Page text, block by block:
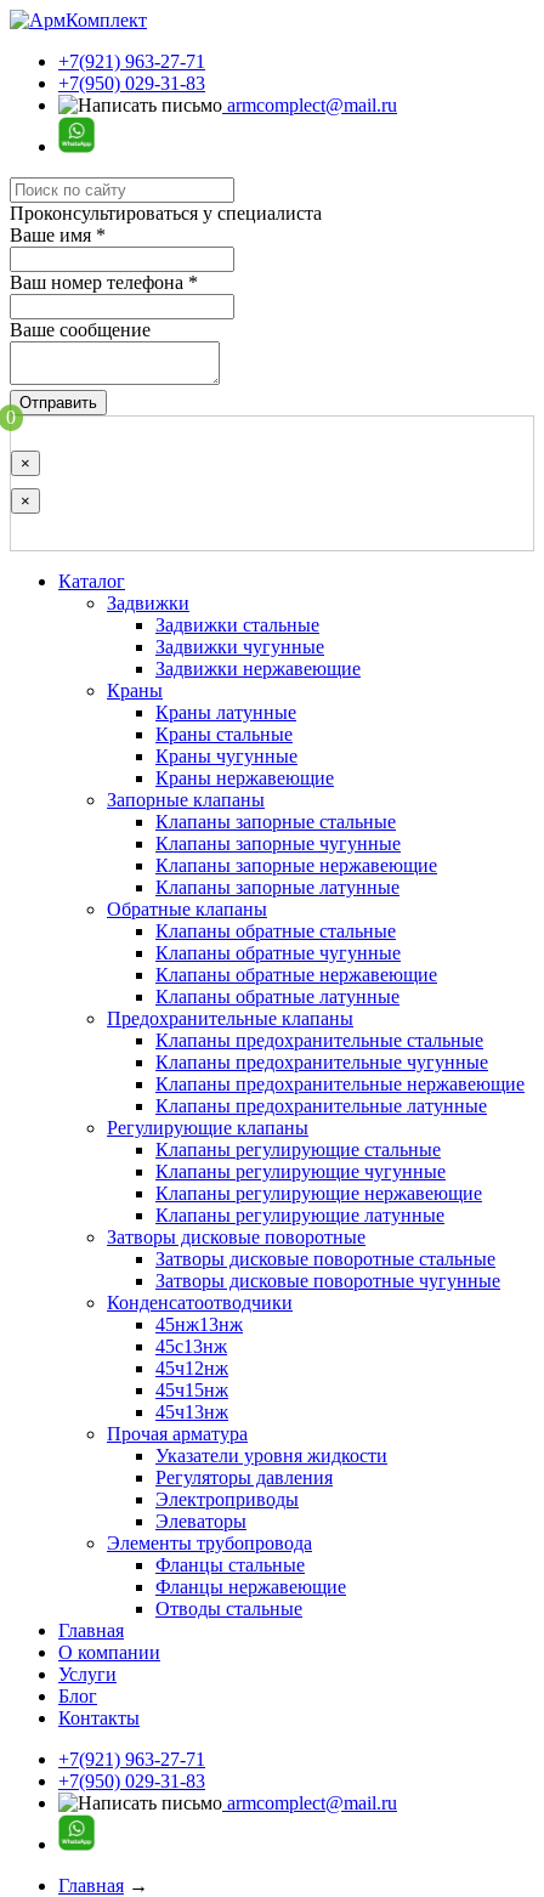
+7(921) 963-27-71
+7(950) 029-31-83
armcomplect@mail.ru
Проконсультироваться у специалиста
Ваше имя *
Ваш номер телефона *
Ваше сообщение
Отправить
0
×
×
Каталог
Задвижки
Задвижки стальные
Задвижки чугунные
Задвижки нержавеющие
Краны
Краны латунные
Краны стальные
Краны чугунные
Краны нержавеющие
Запорные клапаны
Клапаны запорные стальные
Клапаны запорные чугунные
Клапаны запорные нержавеющие
Клапаны запорные латунные
Обратные клапаны
Клапаны обратные стальные
Клапаны обратные чугунные
Клапаны обратные нержавеющие
Клапаны обратные латунные
Предохранительные клапаны
Клапаны предохранительные стальные
Клапаны предохранительные чугунные
Клапаны предохранительные нержавеющие
Клапаны предохранительные латунные
Регулирующие клапаны
Клапаны регулирующие стальные
Клапаны регулирующие чугунные
Клапаны регулирующие нержавеющие
Клапаны регулирующие латунные
Затворы дисковые поворотные
Затворы дисковые поворотные стальные
Затворы дисковые поворотные чугунные
Конденсатоотводчики
45нж13нж
45с13нж
45ч12нж
45ч15нж
45ч13нж
Прочая арматура
Указатели уровня жидкости
Регуляторы давления
Электроприводы
Элеваторы
Элементы трубопровода
Фланцы стальные
Фланцы нержавеющие
Отводы стальные
Главная
О компании
Услуги
Блог
Контакты
+7(921) 963-27-71
+7(950) 029-31-83
armcomplect@mail.ru
Главная →